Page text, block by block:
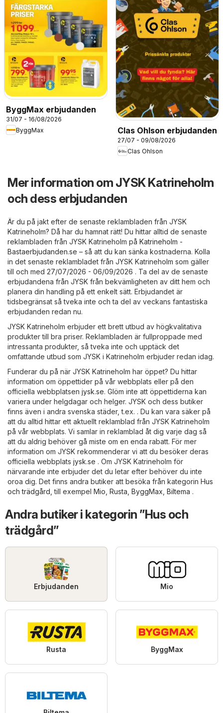
ByggMax erbjudanden
31/07 - 16/08/2026
ByggMax
Clas Ohlson erbjudanden
27/07 - 09/08/2026
Clas Ohlson
Mer information om JYSK Katrineholm
och dess erbjudanden
Är du på jakt efter de senaste reklambladen från JYSK
Katrineholm? Då har du hamnat rätt! Du hittar alltid de senaste
reklambladen från JYSK Katrineholm på Katrineholm -
Bastaerbjudanden.se – så att du kan sänka kostnaderna. Kolla
in det senaste reklambladet från JYSK Katrineholm som gäller
till och med 27/07/2026 - 06/09/2026 . Ta del av de senaste
erbjudandena från JYSK från bekvämligheten av ditt hem och
planera din handling på ett enkelt sätt. Erbjudandet är
tidsbegränsat så tveka inte och ta del av veckans fantastiska
erbjudanden redan nu.
JYSK Katrineholm erbjuder ett brett utbud av högkvalitativa
produkter till bra priser. Reklambladen är fullproppade med
intressanta produkter, så tveka inte och upptäck det
omfattande utbud som JYSK i Katrineholm erbjuder redan idag.
Funderar du på när JYSK Katrineholm har öppet? Du hittar
information om öppettider på vår webbplats eller på den
officiella webbplatsen jysk.se. Glöm inte att öppettiderna kan
variera under helgdagar och helger. JYSK och dess butiker
finns även i andra svenska städer, t.ex. . Du kan vara säker på
att du alltid hittar ett aktuellt reklamblad från JYSK Katrineholm
på vår webbplats. Vi samlar in reklamblad åt dig varje dag så
att du aldrig behöver gå miste om en enda rabatt. För mer
information om JYSK rekommenderar vi att du besöker deras
officiella webbplats jysk.se . Om JYSK Katrineholm för
närvarande inte erbjuder det du letar efter behöver du inte
oroa dig. Det finns andra butiker att besöka från kategorin Hus
och trädgård , till exempel Mio Rusta ByggMax Biltema .
Andra butiker i kategorin ”Hus och
trädgård”
Erbjudanden Mio
Rusta ByggMax